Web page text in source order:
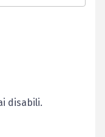
disabili.